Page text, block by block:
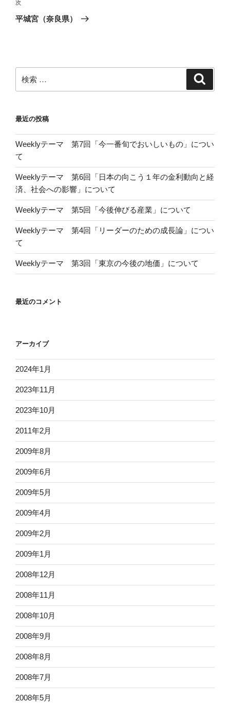
ゲ
ン
稿
次
の
次
平城宮（奈良県）
索:
最近の投稿
Weeklyテーマ 第7回「今一番旬でおいしいもの」につい
て
Weeklyテーマ 第6回「日本の向こう１年の金利動向と経
済、社会への影響」について
Weeklyテーマ 第5回「今後伸びる産業」について
Weeklyテーマ 第4回「リーダーのための成長論」につい
て
Weeklyテーマ 第3回「東京の今後の地価」について
最近のコメント
アーカイブ
2024年1月
2023年11月
2023年10月
2011年2月
2009年8月
2009年6月
2009年5月
2009年4月
2009年2月
2009年1月
2008年12月
2008年11月
2008年10月
2008年9月
2008年8月
2008年7月
2008年5月